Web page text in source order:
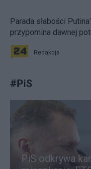
Parada słabości
przypomina dawnej
Redakcja
#PiS
PiS odkrywa